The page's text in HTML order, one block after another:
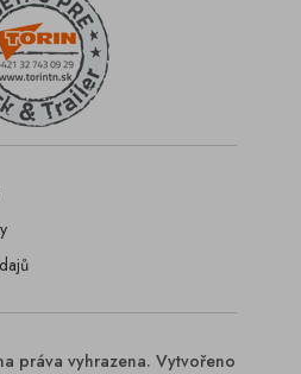
práva vyhrazena. Vytvořeno